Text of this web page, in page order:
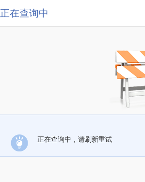
正在查询中
正在查询中，请刷新重试